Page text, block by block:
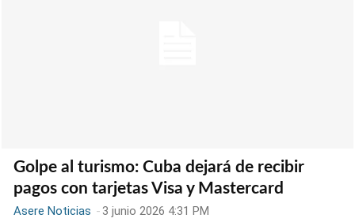
Golpe al turismo: Cuba dejará de recibir
pagos con tarjetas Visa y Mastercard
Asere Noticias - 3 junio 2026 4:31 PM